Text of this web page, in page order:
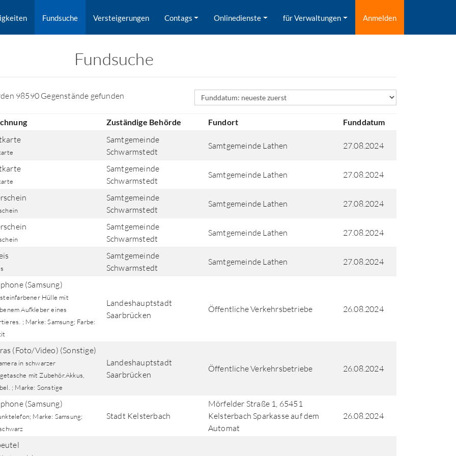
Fundsuche Versteigerungen Contags Onlinedienste für Verwaltungen Anmelden
Fundsuche
nach Orten gesucht.
98590 Gegenstände gefunden Sortierfeld
Zuständige Behörde Fundort Funddatum
Samtgemeinde
Schwarmstedt
Samtgemeinde Lathen 27.08.2024
Samtgemeinde
Schwarmstedt
Samtgemeinde Lathen 27.08.2024
Samtgemeinde
Schwarmstedt
Samtgemeinde Lathen 27.08.2024
Samtgemeinde
Schwarmstedt
Samtgemeinde Lathen 27.08.2024
Samtgemeinde
Schwarmstedt
Samtgemeinde Lathen 27.08.2024
(Samsung)
Hülle mit
Aufkleber eines
; Marke: Samsung; Farbe:
Landeshauptstadt
Saarbrücken
Öffentliche Verkehrsbetriebe 26.08.2024
(Foto/Video) (Sonstige)
in schwarzer
mit Zubehör.Akkus,
; Marke: Sonstige
Landeshauptstadt
Saarbrücken
Öffentliche Verkehrsbetriebe 26.08.2024
(Samsung)
Marke: Samsung;
Stadt Kelsterbach
Mörfelder Straße 1, 65451
Kelsterbach Sparkasse auf dem
Automat
26.08.2024